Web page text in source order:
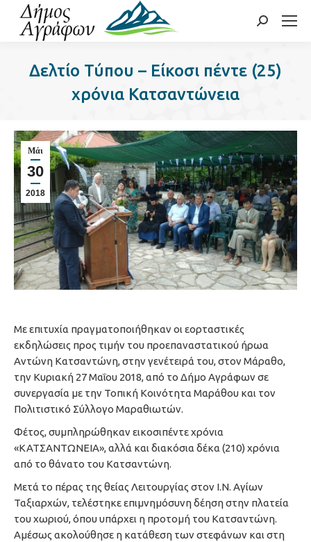
Search:
Δελτίο Τύπου – Είκοσι πέντε (25)
χρόνια Κατσαντώνεια
Μάι
30
2018
Με επιτυχία πραγματοποιήθηκαν οι εορταστικές
εκδηλώσεις προς τιμήν του προεπαναστατικού ήρωα
Αντώνη Κατσαντώνη, στην γενέτειρά του, στον Μάραθο,
την Κυριακή 27 Μαΐου 2018, από το Δήμο Αγράφων σε
συνεργασία με την Τοπική Κοινότητα Μαράθου και τον
Πολιτιστικό Σύλλογο Μαραθιωτών.
Φέτος, συμπληρώθηκαν εικοσιπέντε χρόνια
«ΚΑΤΣΑΝΤΩΝΕΙΑ», αλλά και διακόσια δέκα (210) χρόνια
από το θάνατο του Κατσαντώνη.
Μετά το πέρας της θείας Λειτουργίας στον Ι.Ν. Αγίων
Ταξιαρχών, τελέστηκε επιμνημόσυνη δέηση στην πλατεία
του χωριού, όπου υπάρχει η προτομή του Κατσαντώνη.
Αμέσως ακολούθησε η κατάθεση των στεφάνων και στη